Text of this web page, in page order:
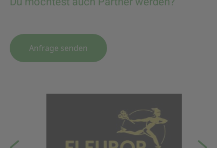
Anfrage senden